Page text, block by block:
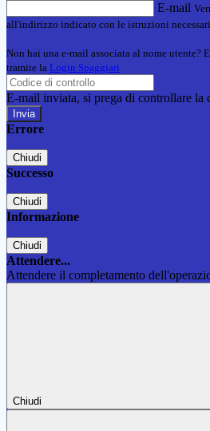
E-mail
all'indirizzo indicato con le istruzioni
Non hai una e-mail associata al nome utente?
tramite la Login Spaggiari
E-mail inviata, si prega di controllare la
Errore
Chiudi
Successo
Chiudi
Informazione
Chiudi
Attendere...
Attendere il completamento
Chiudi